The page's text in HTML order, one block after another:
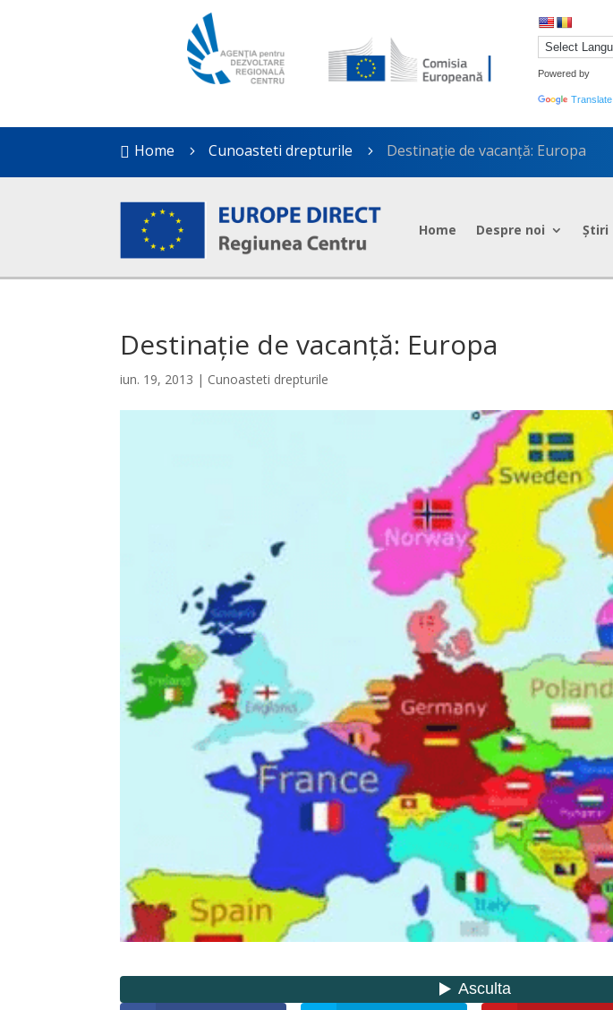
Powered by
Translate
 Home 5 Cunoasteti drepturile 5 Destinație de vacanță: Europa
Home Despre noi Știri
Destinație de vacanță: Europa
iun. 19, 2013 | Cunoasteti drepturile